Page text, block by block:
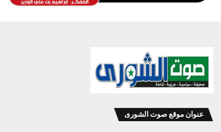
عنوان موقع صوت الشورى